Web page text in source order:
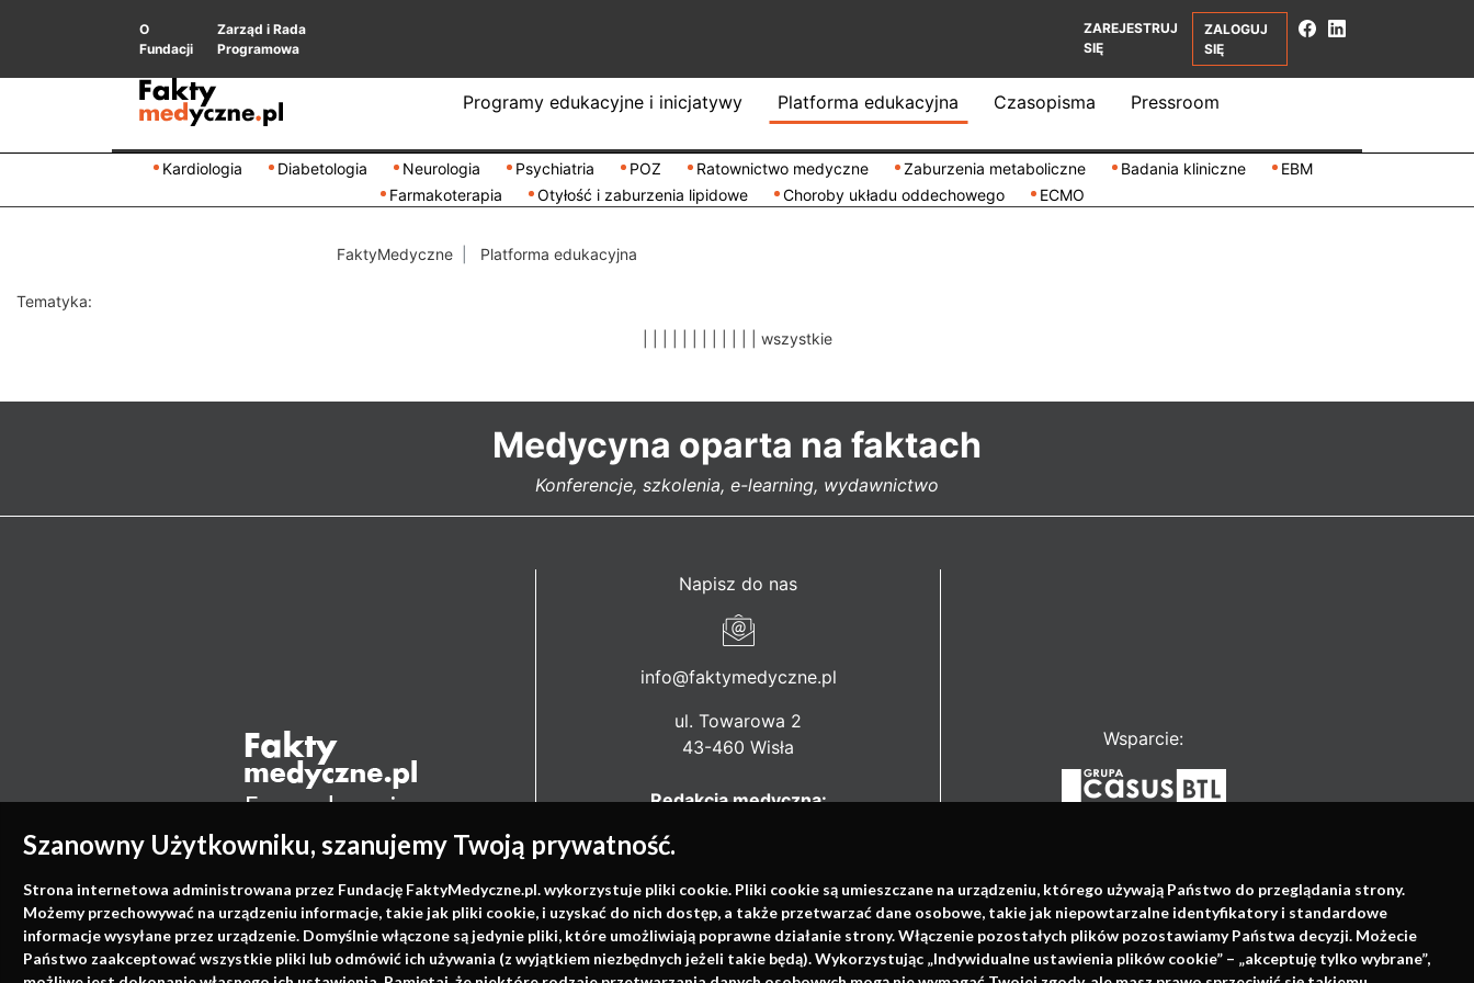
Szanowny Użytkowniku, szanujemy Twoją prywatność.
Strona internetowa administrowana przez Fundację FaktyMedyczne.pl. wykorzystuje pliki cookie. Pliki cookie są umieszczane na urządzeniu, którego używają Państwo do przeglądania strony.
Możemy przechowywać na urządzeniu informacje, takie jak pliki cookie, i uzyskać do nich dostęp, a także przetwarzać dane osobowe, takie jak niepowtarzalne identyfikatory i standardowe
informacje wysyłane przez urządzenie. Domyślnie włączone są jedynie pliki, które umożliwiają poprawne działanie strony. Włączenie pozostałych plików pozostawiamy Państwa decyzji. Możecie
Państwo zaakceptować wszystkie pliki lub odmówić ich używania (z wyjątkiem niezbędnych jeżeli takie będą). Wykorzystując „Indywidualne ustawienia plików cookie” – „akceptuję tylko wybrane”,
O
Fundacji
Zarząd i Rada
Programowa
ZAREJESTRUJ
SIĘ
ZALOGUJ
SIĘ
Programy edukacyjne i inicjatywy Platforma edukacyjna Czasopisma Pressroom
Kardiologia Diabetologia Neurologia Psychiatria POZ Ratownictwo medyczne Zaburzenia metaboliczne Badania kliniczne
EBM
Farmakoterapia
Otyłość i zaburzenia lipidowe Choroby układu oddechowego ECMO
FaktyMedyczne Platforma edukacyjna
Tematyka:
wszystkie
Medycyna oparta na faktach
Konferencje, szkolenia, e-learning, wydawnictwo
Napisz do nas
info@faktymedyczne.pl
ul. Towarowa 2
43-460 Wisła
Redakcja medyczna:
Biuro Zarządu Fundacji:
ul. Rodawska 26
61-312 Poznań
Wsparcie: